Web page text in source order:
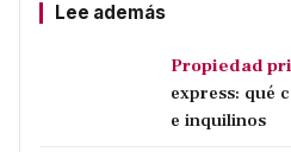
Lee además
Propiedad
express: qué
e inquilinos